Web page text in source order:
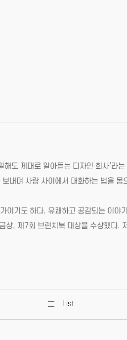
도 제대로 알아듣는 디자인 회사’
내며 사람 사이에서 대화하는 법을
도 하다. 유쾌하고 공감되는 이야
, 제7회 브런치북 대상을 수상했다.
List